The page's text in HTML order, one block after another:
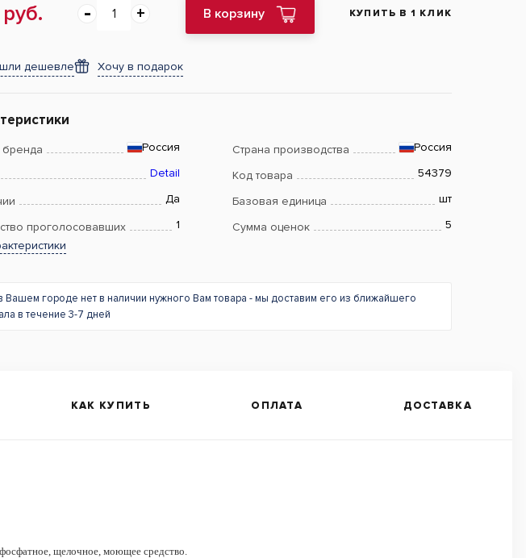
В корзину КУПИТЬ В 1 КЛИК
дешевле Хочу в подарок
Россия Страна производства Россия
Detail Код товара 54379
Да Базовая единица шт
проголосовавших 1 Сумма оценок
5
Вашем городе нет в наличии нужного Вам товара - мы доставим его из ближайшего
в течение 3-7 дней
КАК КУПИТЬ ОПЛАТА ДОСТАВКА
щелочное, моющее средство.